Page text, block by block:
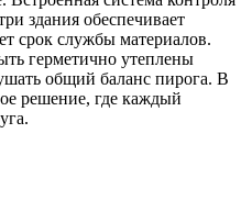
здания обеспечивает
срок службы материалов.
герметично утеплены
общий баланс пирога. В
решение, где каждый